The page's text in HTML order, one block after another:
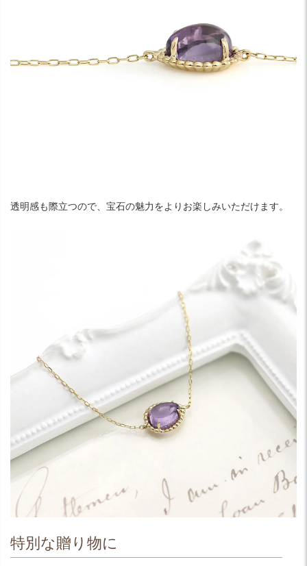
透明感も際立つので、宝石の魅力をよりお楽しみいただけます。
特別な贈り物に